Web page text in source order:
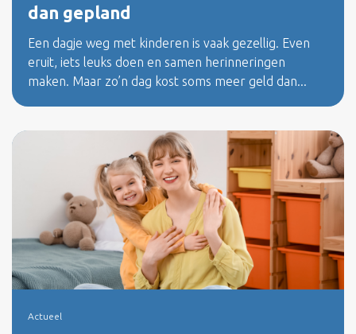
dan gepland
Een dagje weg met kinderen is vaak gezellig. Even
eruit, iets leuks doen en samen herinneringen
maken. Maar zo’n dag kost soms meer geld dan...
Actueel